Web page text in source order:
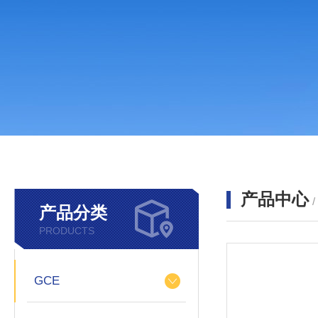
产品分类
PRODUCTS
GCE
产品中心 /